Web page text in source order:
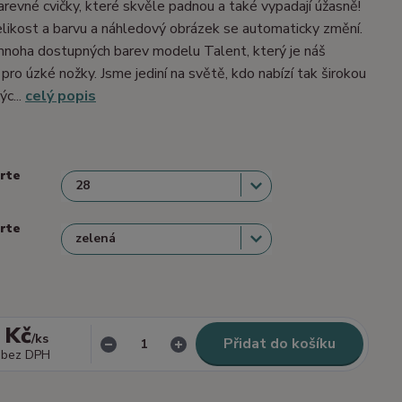
cvičky, které skvěle padnou a také vypadají úžasně!
a barvu a náhledový obrázek se automaticky změní.
dostupných barev modelu Talent, který je náš
úzké nožky. Jsme jediní na světě, kdo nabízí tak širokou
celý popis
/ks
bez DPH
Přidat do košíku